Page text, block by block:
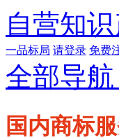
自营知
一品标局 请登录 免费
全部导航
国内商标